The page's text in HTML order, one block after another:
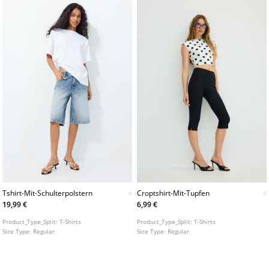
Tshirt-Mit-Schulterpolstern
19,99 €
Product_Type_Split:T-Shirts
Size Type: Regular
Croptshirt-Mit-Tupfen
6,99 €
Product_Type_Split:T-Shirts
Size Type: Regular